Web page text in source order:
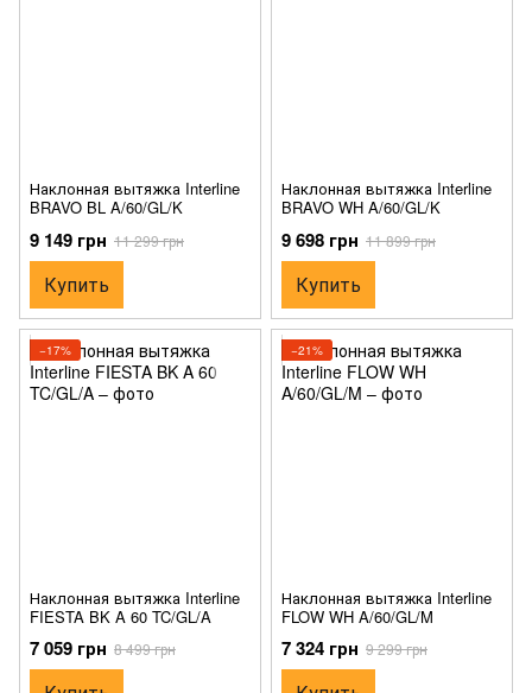
Наклонная вытяжка Interline
BRAVO BL A/60/GL/K
9 149 грн 11 299 грн
Купить
Наклонная вытяжка Interline
BRAVO WH A/60/GL/K
9 698 грн 11 899 грн
Купить
−17%
Наклонная вытяжка Interline
FIESTA BK A 60 TC/GL/A
7 059 грн 8 499 грн
−21%
Наклонная вытяжка Interline
FLOW WH A/60/GL/M
7 324 грн 9 299 грн